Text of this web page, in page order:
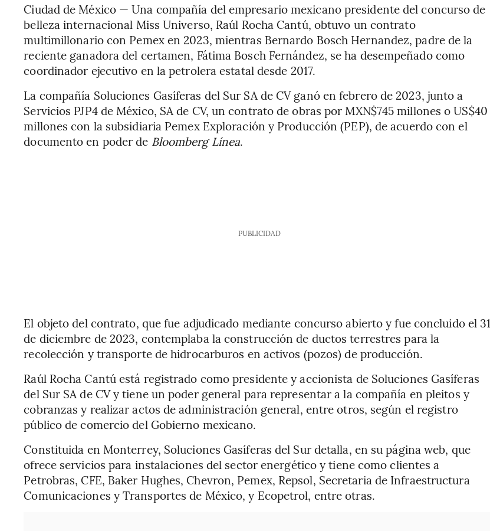
Ciudad de México — Una compañía del empresario mexicano presidente del concurso de
belleza internacional Miss Universo, Raúl Rocha Cantú, obtuvo un contrato
multimillonario con Pemex en 2023, mientras Bernardo Bosch Hernandez, padre de la
reciente ganadora del certamen, Fátima Bosch Fernández, se ha desempeñado como
coordinador ejecutivo en la petrolera estatal desde 2017.
La compañía Soluciones Gasíferas del Sur SA de CV ganó en febrero de 2023, junto a
Servicios PJP4 de México, SA de CV, un contrato de obras por MXN$745 millones o US$40
millones con la subsidiaria Pemex Exploración y Producción (PEP), de acuerdo con el
documento en poder de Bloomberg Línea.
PUBLICIDAD
El objeto del contrato, que fue adjudicado mediante concurso abierto y fue concluido el 31
de diciembre de 2023, contemplaba la construcción de ductos terrestres para la
recolección y transporte de hidrocarburos en activos (pozos) de producción.
Raúl Rocha Cantú está registrado como presidente y accionista de Soluciones Gasíferas
del Sur SA de CV y tiene un poder general para representar a la compañía en pleitos y
cobranzas y realizar actos de administración general, entre otros, según el registro
público de comercio del Gobierno mexicano.
Constituida en Monterrey, Soluciones Gasíferas del Sur detalla, en su página web, que
ofrece servicios para instalaciones del sector energético y tiene como clientes a
Petrobras, CFE, Baker Hughes, Chevron, Pemex, Repsol, Secretaria de Infraestructura
Comunicaciones y Transportes de México, y Ecopetrol, entre otras.